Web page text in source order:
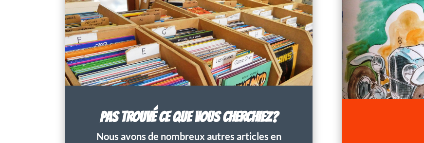
PAS TROUVÉ CE QUE VOUS CHERCHIEZ?
Nous avons de nombreux autres articles en